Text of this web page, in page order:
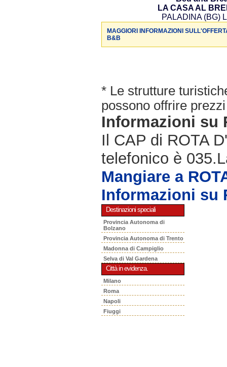
LA CASA AL
PALADINA (BG)
MAGGIORI INFORMAZIONI
B&B
* Le strutture
possono offrire
Informazioni su
Il CAP di ROTA
telefonico è
Mangiare a
Informazioni su
Destinazioni speciali
Provincia Autonoma di
Bolzano
Provincia Autonoma di Trento
Madonna di Campiglio
Selva di Val Gardena
Città in evidenza.
Milano
Roma
Napoli
Fiuggi